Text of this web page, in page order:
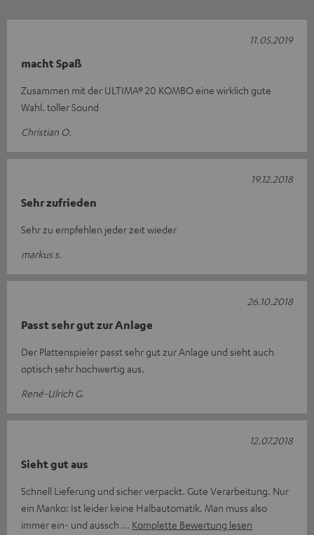
macht Spaß
Zusammen mit der ULTIMA® 20 KOMBO eine wirklich gute
Wahl. toller Sound
Christian O.
11.05.2019
Sehr zufrieden
Sehr zu empfehlen jeder zeit wieder
markus s.
19.12.2018
Passt sehr gut zur Anlage
Der Plattenspieler passt sehr gut zur Anlage und sieht auch
optisch sehr hochwertig aus.
René-Ulrich G.
26.10.2018
Sieht gut aus
Schnell Lieferung und sicher verpackt. Gute Verarbeitung. Nur
ein Manko: Ist leider keine Halbautomatik. Man muss also
immer ein- und aussch
Komplette Bewertung lesen
12.07.2018